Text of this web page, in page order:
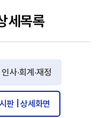
세목록
인사·회계·재정
판 | 상세화면